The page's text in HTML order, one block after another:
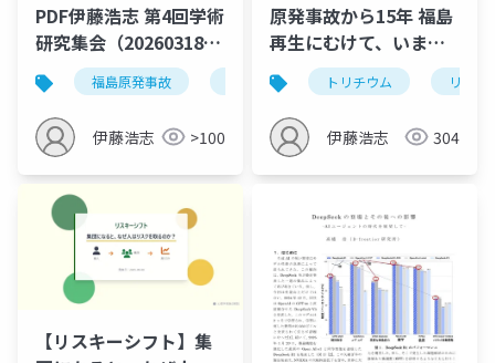
PDF伊藤浩志 第4回学術
研究集会（20260318-
2）
福島原発事故 不安 リスク
伊藤浩志 >100
原発事故から15年 福島
再生にむけて、いま考
えなければいけないこ
と＝復興推進と放射線
対策は両立する＝
トリチウム リスク
伊藤浩志 304
【リスキーシフト】集